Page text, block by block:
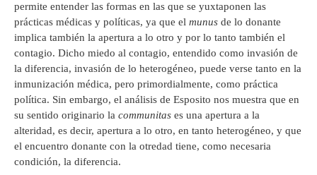
permite entender las formas en las que se yuxtaponen las
prácticas médicas y políticas, ya que el munus de lo donante
implica también la apertura a lo otro y por lo tanto también el
contagio. Dicho miedo al contagio, entendido como invasión de
la diferencia, invasión de lo heterogéneo, puede verse tanto en la
inmunización médica, pero primordialmente, como práctica
política. Sin embargo, el análisis de Esposito nos muestra que en
su sentido originario la communitas es una apertura a la
alteridad, es decir, apertura a lo otro, en tanto heterogéneo, y que
el encuentro donante con la otredad tiene, como necesaria
condición, la diferencia.